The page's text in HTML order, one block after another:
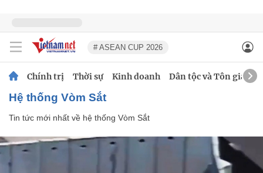
# ASEAN CUP 2026
Chính trị Thời sự Kinh doanh Dân tộc và Tôn giáo
hệ thống Vòm Sắt
Tin tức mới nhất về hệ thống Vòm Sắt